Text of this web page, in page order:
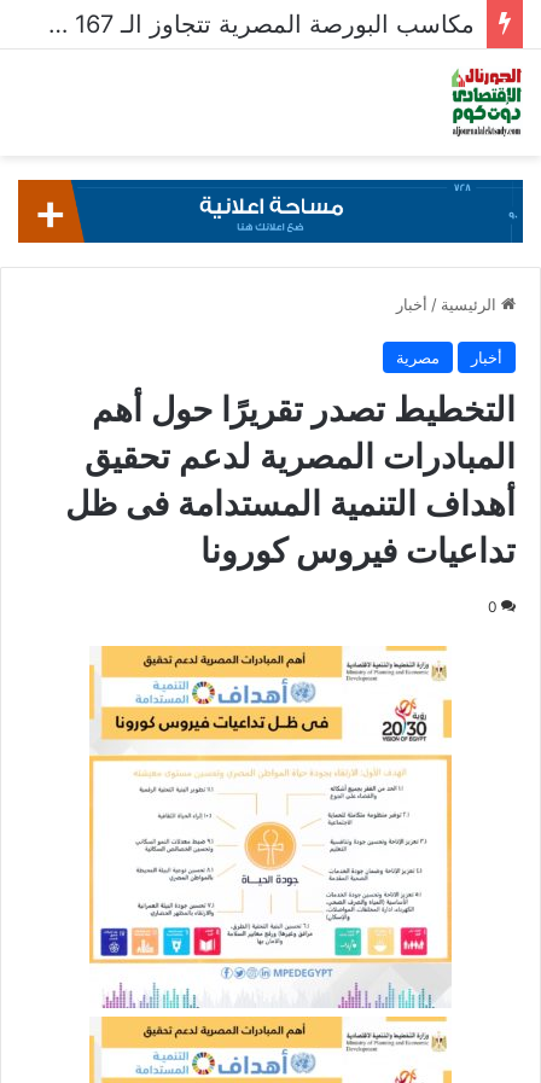
قيم تداولات البورصة تتراجع لـ 604.4 مليار جنيه فى أسبوع
الرئيسية / أخبار
أخبار مصرية
التخطيط تصدر تقريرًا حول أهم
المبادرات المصرية لدعم تحقيق
أهداف التنمية المستدامة فى ظل
تداعيات فيروس كورونا
0